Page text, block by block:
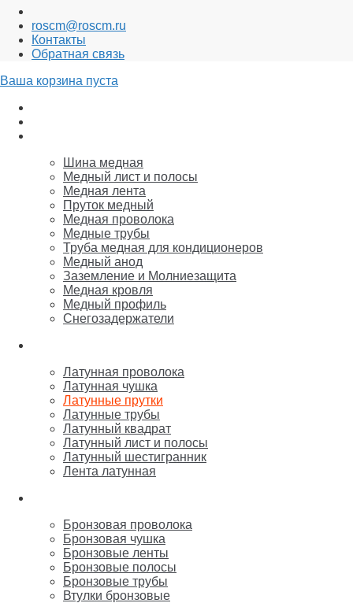
roscm@roscm.ru
Контакты
Обратная связь
Ваша корзина пуста
Шина медная
Медный лист и полосы
Медная лента
Пруток медный
Медная проволока
Медные трубы
Труба медная для кондиционеров
Медный анод
Заземление и Молниезащита
Медная кровля
Медный профиль
Снегозадержатели
Латунная проволока
Латунная чушка
Латунные прутки
Латунные трубы
Латунный квадрат
Латунный лист и полосы
Латунный шестигранник
Лента латунная
Бронзовая проволока
Бронзовая чушка
Бронзовые ленты
Бронзовые полосы
Бронзовые трубы
Втулки бронзовые